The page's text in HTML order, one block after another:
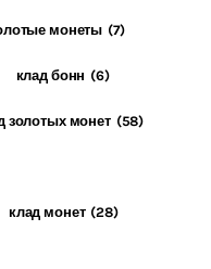
монеты (7)
клад бонн (6)
золотых монет (58)
клад монет (28)